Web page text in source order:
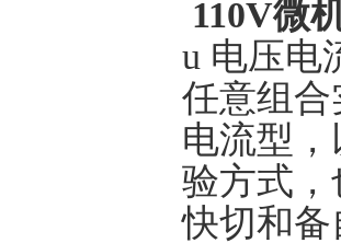
110V微
u 电压电
任意组合
电流型
验方式
快切和